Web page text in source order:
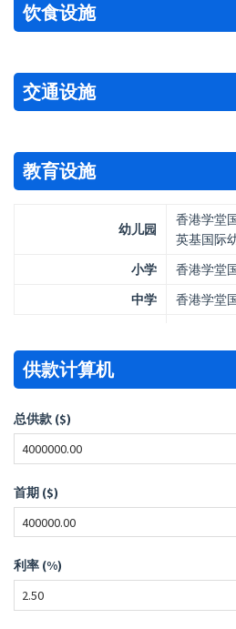
饮食设施
交通设施
教育设施
幼儿园
香港学堂
英基国际
小学
香港学堂
中学
香港学堂
供款计算机
总供款 ($)
首期 ($)
利率 (%)